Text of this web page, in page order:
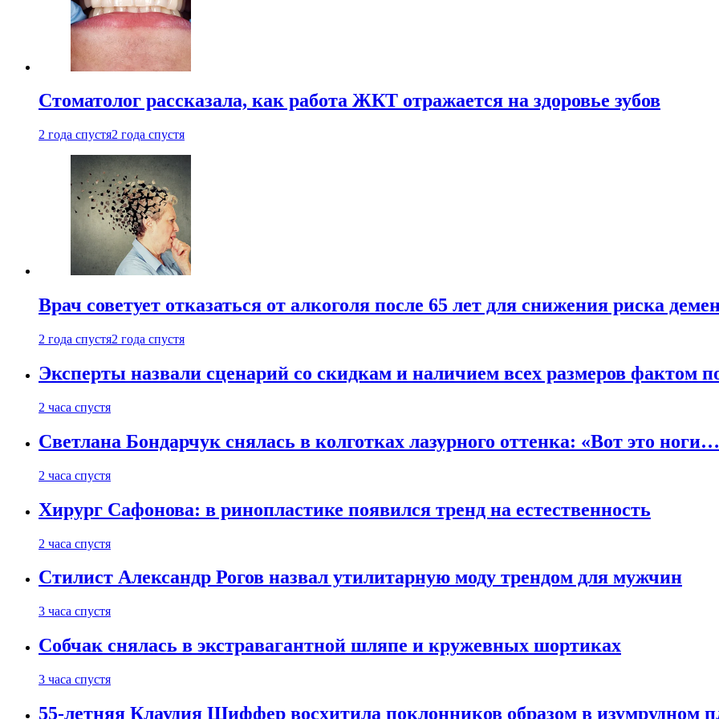
Стоматолог рассказала, как работа ЖКТ отражается на здоровье зубов
2 года спустя2 года спустя
Врач советует отказаться от алкоголя после 65 лет для снижения риска
2 года спустя2 года спустя
Эксперты назвали сценарий со скидкам и наличием всех размеров фактом
2 часа спустя
Светлана Бондарчук снялась в колготках лазурного оттенка: «Вот это
2 часа спустя
Хирург Сафонова: в ринопластике появился тренд на естественность
2 часа спустя
Стилист Александр Рогов назвал утилитарную моду трендом для мужчин
3 часа спустя
Собчак снялась в экстравагантной шляпе и кружевных шортиках
3 часа спустя
55-летняя Клаудия Шиффер восхитила поклонников образом в изумрудном